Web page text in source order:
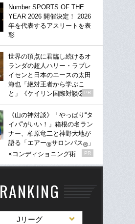
Number SPORTS OF THE
YEAR 2026 開催決定！ 2026
年を代表するアスリートを表
彰
世界の頂点に君臨し続けるオ
ランダの超人ハリー・ラブレ
イセンと日本のエースの太田
海也「絶対王者から学ぶこ
と」《ケイリン国際対談②》
PR
《山の神対談》「やっぱり“タ
イパ”がいい！」箱根の名ラン
ナー、柏原竜二と神野大地が
語る「エアー®サロンパス® 」
×コンディショニング術
PR
RANKING
Jリーグ